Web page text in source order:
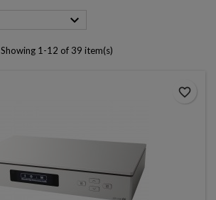

Showing 1-12 of 39 item(s)
favorite_border